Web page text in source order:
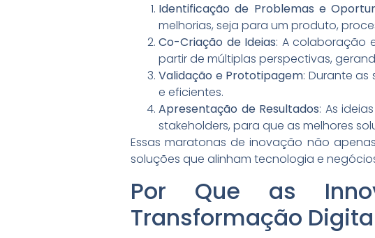
Identificação de Problemas e
melhorias, seja para um produto,
Co-Criação de Ideias: A colaboração
partir de múltiplas perspectivas,
Validação e Prototipagem: Durante as
e eficientes.
Apresentação de Resultados: As
stakeholders, para que as melhores
Essas maratonas de inovação não
soluções que alinham tecnologia e
Por Que as
Transformação